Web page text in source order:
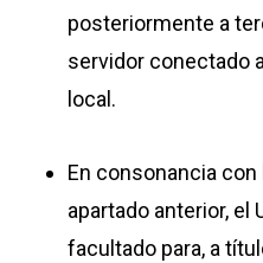
posteriormente a
servidor conectado
local.
En consonancia con
apartado anterior, el
facultado para, a